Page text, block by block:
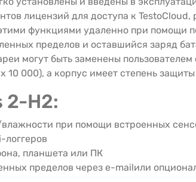
лицензий для доступа к
функциями удаленно при помощи
пределов и оставшийся заряд
могут быть заменены
000), а корпус имеет степень защиты
2-H2:
при помощи встроенных
логгеров
планшета или ПК
пределов через e-mailили